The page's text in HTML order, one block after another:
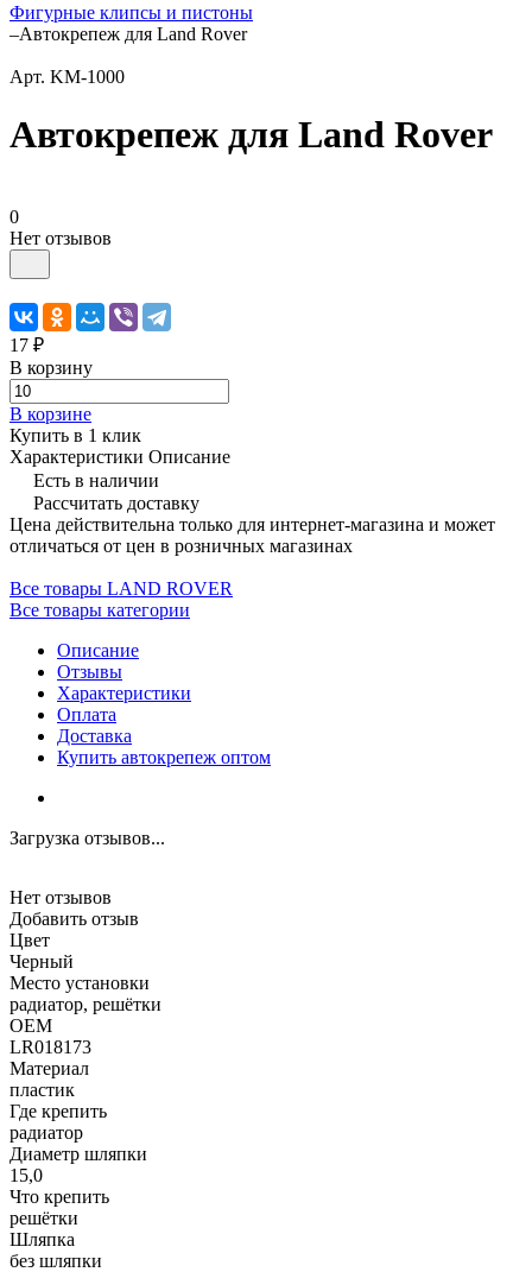
Фигурные клипсы и пистоны
–Автокрепеж для Land Rover
Арт. KM-1000
Автокрепеж для Land Rover
0
Нет отзывов
17 ₽
В корзину
В корзине
Купить в 1 клик
Характеристики Описание
Есть в наличии
Рассчитать доставку
Цена действительна только для интернет-магазина и может
отличаться от цен в розничных магазинах
Все товары LAND ROVER
Все товары категории
Описание
Отзывы
Характеристики
Оплата
Доставка
Купить автокрепеж оптом
Загрузка отзывов...
Нет отзывов
Добавить отзыв
Цвет
Черный
Место установки
радиатор, решётки
OEM
LR018173
Материал
пластик
Где крепить
радиатор
Диаметр шляпки
15,0
Что крепить
решётки
Шляпка
без шляпки